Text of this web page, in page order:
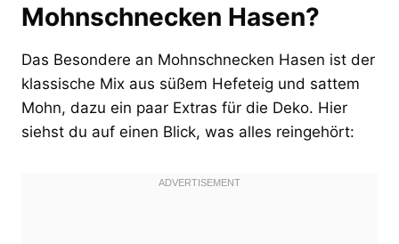
Mohnschnecken Hasen?
Das Besondere an Mohnschnecken Hasen ist der
klassische Mix aus süßem Hefeteig und sattem
Mohn, dazu ein paar Extras für die Deko. Hier
siehst du auf einen Blick, was alles reingehört: